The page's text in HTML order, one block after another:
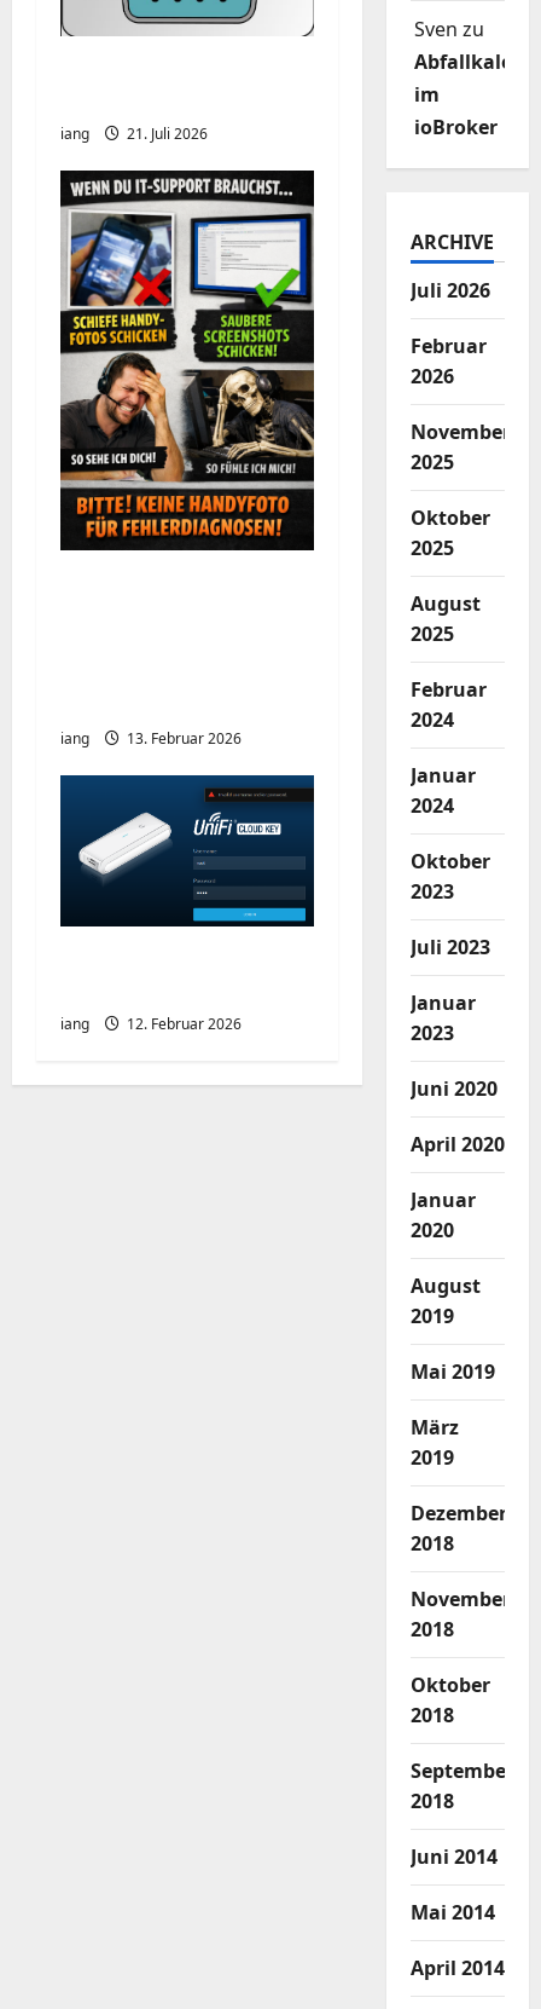
a
i
g
a
t
i
n
iang 21. Juli 2026
iang 13. Februar 2026
iang 12. Februar 2026
Sven zu
im
ioBroker
ARCHIVE
Juli 2026
Februar
2026
November
2025
Oktober
2025
August
2025
Februar
2024
Januar
2024
Oktober
2023
Juli 2023
Januar
2023
Juni 2020
April 2020
Januar
2020
August
2019
Mai 2019
März
2019
Dezember
2018
November
2018
Oktober
2018
September
2018
Juni 2014
Mai 2014
April 2014